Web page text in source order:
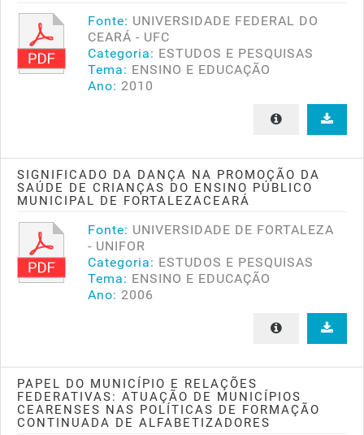
Fonte: UNIVERSIDADE FEDERAL DO
CEARÁ - UFC
Categoria: ESTUDOS E PESQUISAS
Tema: ENSINO E EDUCAÇÃO
Ano: 2010
SIGNIFICADO DA DANÇA NA PROMOÇÃO DA
SAÚDE DE CRIANÇAS DO ENSINO PÚBLICO
MUNICIPAL DE FORTALEZACEARÁ
Fonte: UNIVERSIDADE DE FORTALEZA
- UNIFOR
Categoria: ESTUDOS E PESQUISAS
Tema: ENSINO E EDUCAÇÃO
Ano: 2006
PAPEL DO MUNICÍPIO E RELAÇÕES
FEDERATIVAS: ATUAÇÃO DE MUNICÍPIOS
CEARENSES NAS POLÍTICAS DE FORMAÇÃO
CONTINUADA DE ALFABETIZADORES